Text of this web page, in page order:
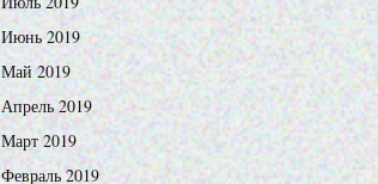
Июнь 2019
Май 2019
Апрель 2019
Март 2019
Февраль 2019